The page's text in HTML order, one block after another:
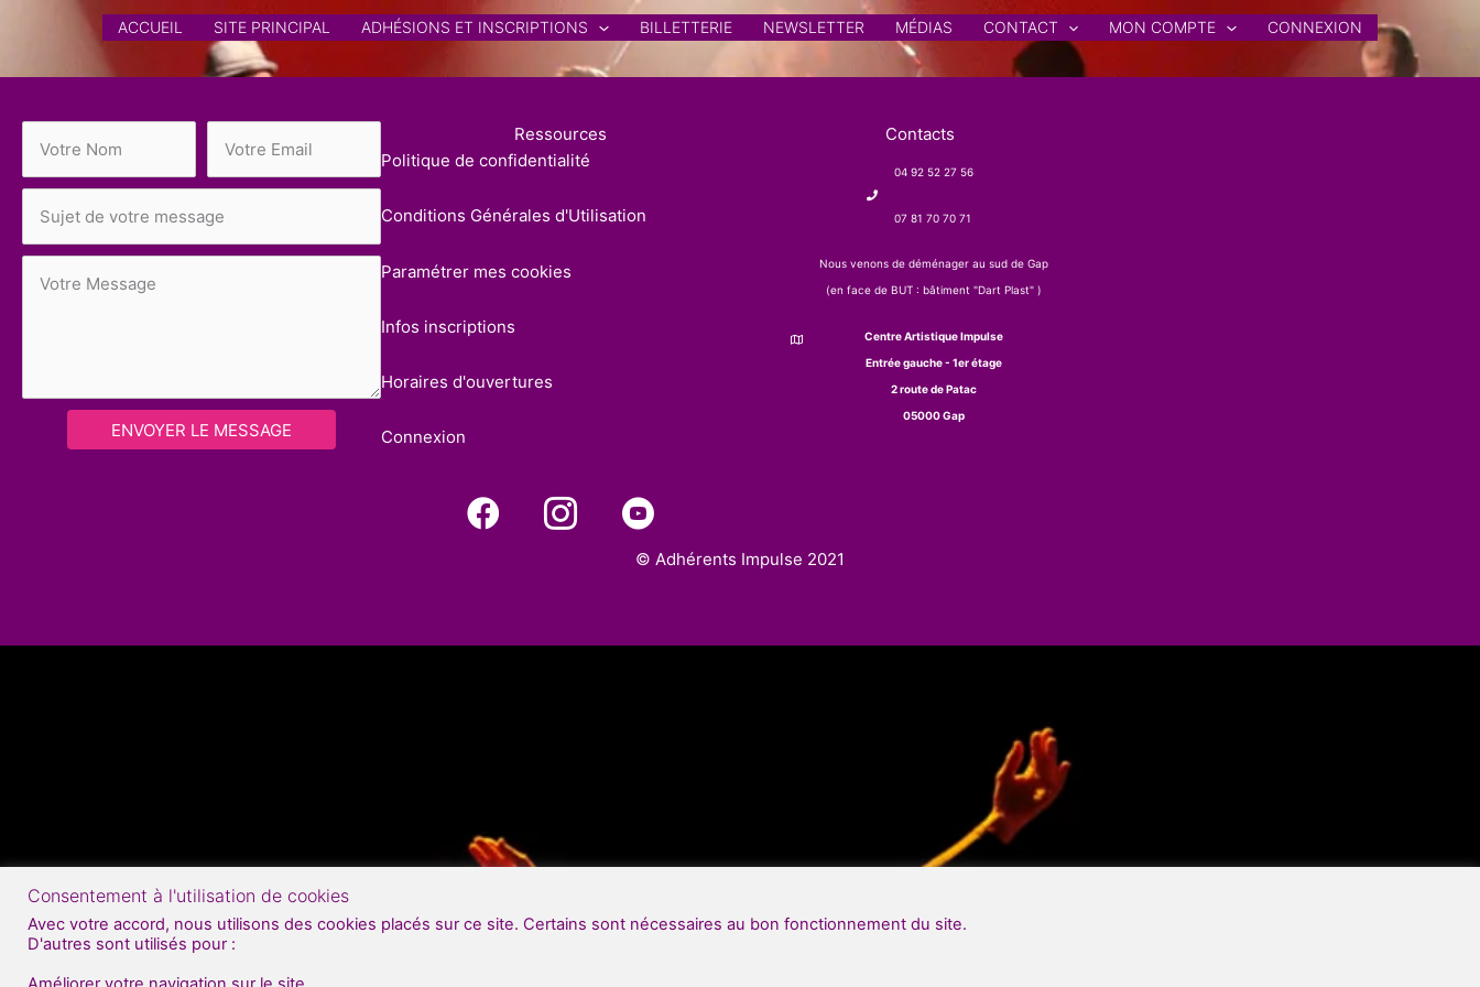
ACCUEIL SITE PRINCIPAL ADHÉSIONS ET INSCRIPTIONS BILLETTERIE NEWSLETTER MÉDIAS CONTACT MON COMPTE CONNEXION
ENVOYER LE MESSAGE
Ressources
Politique de confidentialité
Conditions Générales d'Utilisation
Paramétrer mes cookies
Infos inscriptions
Horaires d'ouvertures
Connexion
Contacts
04 92 52 27 56
07 81 70 70 71
Nous venons de déménager au sud de Gap
(en face de BUT : bâtiment "Dart Plast" )
Centre Artistique Impulse
Entrée gauche - 1er étage
2 route de Patac
05000 Gap
© Adhérents Impulse 2021
Consentement à l'utilisation de cookies
Avec votre accord, nous utilisons des cookies placés sur ce site. Certains sont nécessaires au bon fonctionnement du site.
D'autres sont utilisés pour :